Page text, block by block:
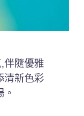
伴隨優雅
清新色彩